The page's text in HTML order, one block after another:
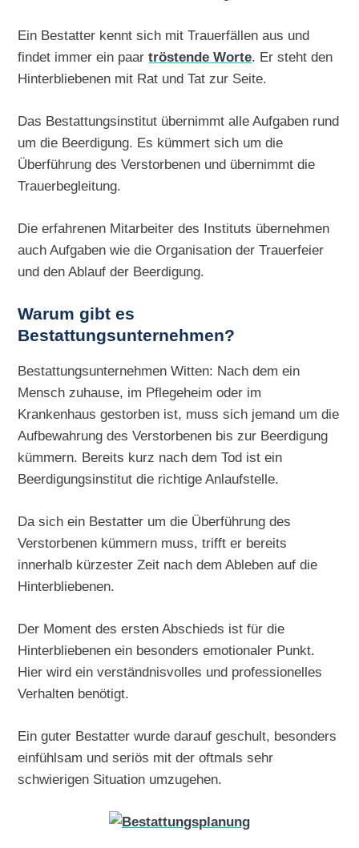
Ein Bestatter kennt sich mit Trauerfällen aus und
findet immer ein paartröstende Worte. Er steht den
Hinterbliebenen mit Rat und Tat zur Seite.
Das Bestattungsinstitut übernimmt alle Aufgaben rund
um die Beerdigung. Es kümmert sich um die
Überführung des Verstorbenen und übernimmt die
Trauerbegleitung.
Die erfahrenen Mitarbeiter des Instituts übernehmen
auch Aufgaben wie die Organisation der Trauerfeier
und den Ablauf der Beerdigung.
Warum gibt es
Bestattungsunternehmen?
Bestattungsunternehmen Witten: Nach dem ein
Mensch zuhause, im Pflegeheim oder im
Krankenhaus gestorben ist, muss sich jemand um die
Aufbewahrung des Verstorbenen bis zur Beerdigung
kümmern. Bereits kurz nach dem Tod ist ein
Beerdigungsinstitut die richtige Anlaufstelle.
Da sich ein Bestatter um die Überführung des
Verstorbenen kümmern muss, trifft er bereits
innerhalb kürzester Zeit nach dem Ableben auf die
Hinterbliebenen.
Der Moment des ersten Abschieds ist für die
Hinterbliebenen ein besonders emotionaler Punkt.
Hier wird ein verständnisvolles und professionelles
Verhalten benötigt.
Ein guter Bestatter wurde darauf geschult, besonders
einfühlsam und seriös mit der oftmals sehr
schwierigen Situation umzugehen.